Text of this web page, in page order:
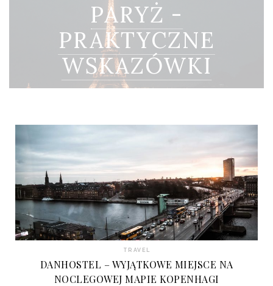
PARYŻ -
PRAKTYCZNE
WSKAZÓWKI
TRAVEL
DANHOSTEL – WYJĄTKOWE MIEJSCE NA
NOCLEGOWEJ MAPIE KOPENHAGI